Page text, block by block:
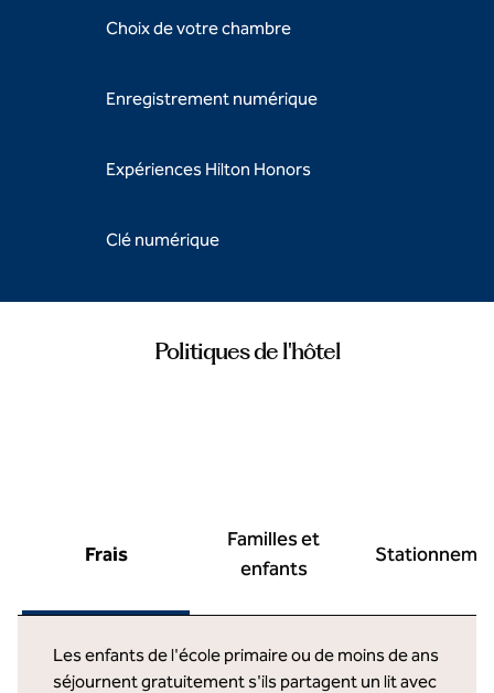
Choix de votre chambre
Enregistrement numérique
Expériences Hilton Honors
Clé numérique
Politiques de l'hôtel
Frais
Familles et
enfants
Les enfants de l'école primaire ou de moins de ans
séjournent gratuitement s'ils partagent un lit avec